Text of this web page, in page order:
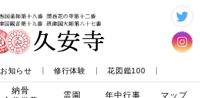
お知らせ 修行体験 花図鑑100
納骨
霊園 年中行事 マップ